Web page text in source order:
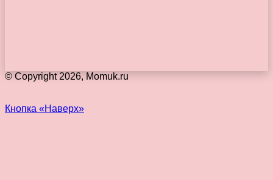
© Copyright 2026, Momuk.ru
Кнопка «Наверх»